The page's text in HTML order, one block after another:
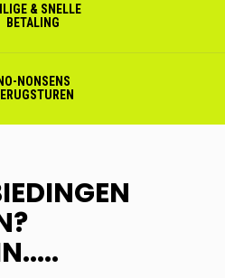
& SNELLE
BETALING
NO-NONSENS